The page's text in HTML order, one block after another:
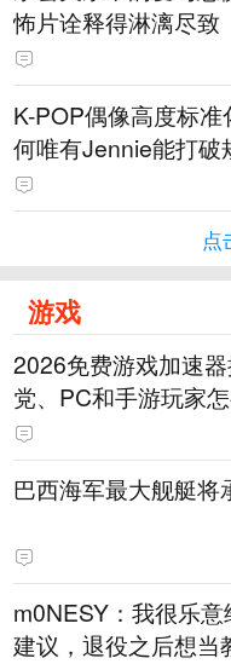
怖片诠释得淋漓尽致
K-POP偶像高度标
何唯有Jennie能打破
点
游戏
2026免费游戏加速
党、PC和手游玩家
巴西海军最大舰艇将
m0NESY：我很乐
建议，退役之后想当